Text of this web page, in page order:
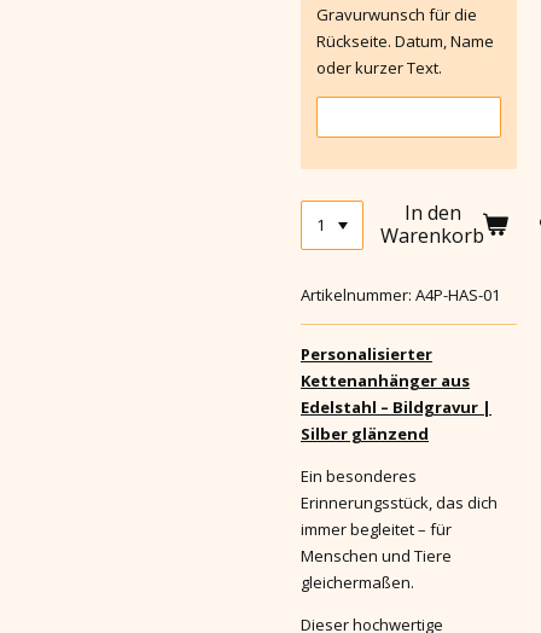
Gravurwunsch für die
Rückseite. Datum, Name
oder kurzer Text.
In den
Warenkorb
Artikelnummer: A4P-HAS-01
Personalisierter
Kettenanhänger aus
Edelstahl – Bildgravur |
Silber glänzend
Ein besonderes
Erinnerungsstück, das dich
immer begleitet – für
Menschen und Tiere
gleichermaßen.
Dieser hochwertige